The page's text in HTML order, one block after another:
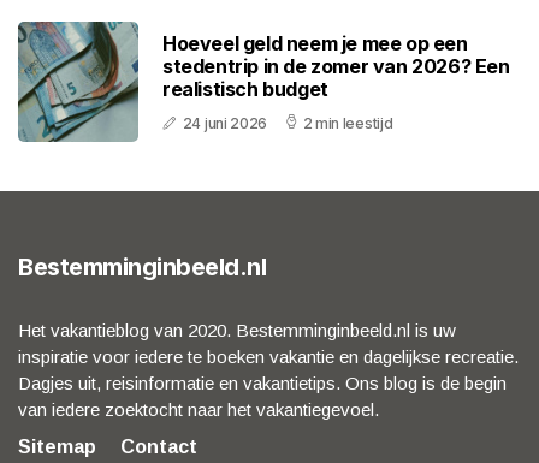
Hoeveel geld neem je mee op een
stedentrip in de zomer van 2026? Een
realistisch budget
24 juni 2026 2 min leestijd
Bestemminginbeeld.nl
Het vakantieblog van 2020. Bestemminginbeeld.nl is uw
inspiratie voor iedere te boeken vakantie en dagelijkse recreatie.
Dagjes uit, reisinformatie en vakantietips. Ons blog is de begin
van iedere zoektocht naar het vakantiegevoel.
Sitemap
Contact